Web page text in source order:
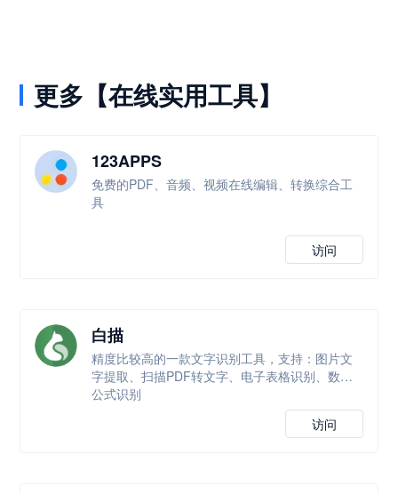
更多【在线实用工具】
123APPS
免费的PDF、音频、视频在线编辑、转换综合工
具
访问
白描
精度比较高的一款文字识别工具，支持：图片文
字提取、扫描PDF转文字、电子表格识别、数学
公式识别
访问